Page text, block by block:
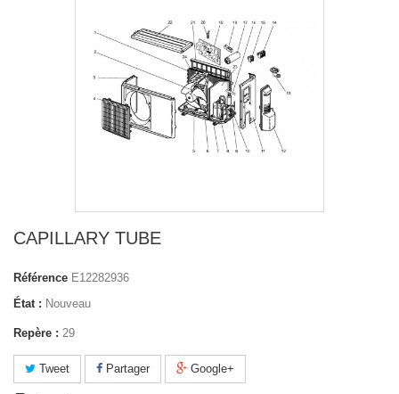
CAPILLARY TUBE
Référence E12282936
État : Nouveau
Repère : 29
Tweet Partager Google+